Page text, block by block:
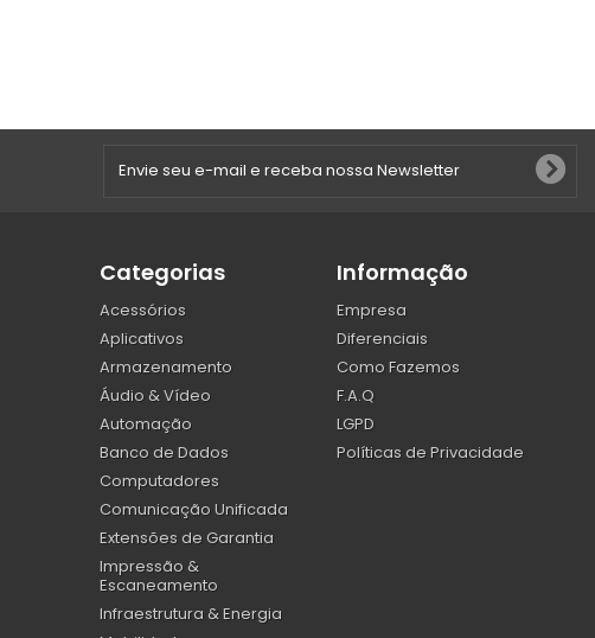
Categorias
Acessórios
Aplicativos
Armazenamento
Áudio & Vídeo
Automação
Banco de Dados
Computadores
Comunicação Unificada
Extensões de Garantia
Impressão &
Escaneamento
Infraestrutura & Energia
Informação
Empresa
Diferenciais
Como Fazemos
F.A.Q
LGPD
Políticas de Privacidade